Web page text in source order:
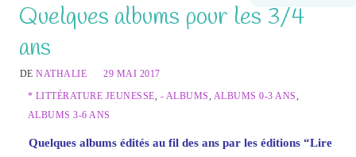
Quelques albums pour les 3/4
ans
DENATHALIE
29 MAI 2017
* LITTÉRATURE JEUNESSE, - ALBUMS, ALBUMS 0-3 ANS,
ALBUMS 3-6 ANS
Quelques albums édités au fil des ans par les éditions “Lire